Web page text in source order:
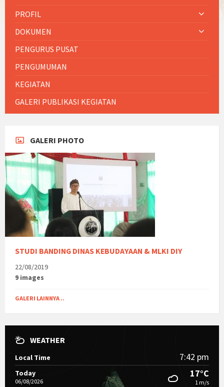
PROFIL
DOKUMEN
PENGURUS PUSAT
PENGUMUMAN
KEGIATAN
GALERI PUBLIKASI KEGIATAN
GALERI PHOTO
STUDI BANDING DINAS KEBUDAYAAN & MLKI DIY
22/08/2019
9 images
GALERI LAINNYA ..
WEATHER
Local Time 7:42 pm
Today
06/08/2026
17°C
1 m/s